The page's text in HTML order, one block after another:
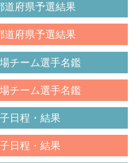
道府県予選結果
道府県予選結果
チーム選手名鑑
チーム選手名鑑
日程・結果
日程・結果